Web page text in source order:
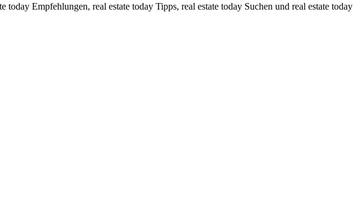
Empfehlungen, real estate today Tipps, real estate today Suchen und real estate today